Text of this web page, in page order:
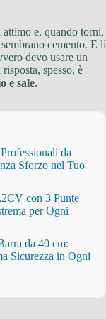
e, quando torni,
cemento. E lì
devo usare un
spesso, è
e sale.
da
Sforzo nel Tuo
con 3 Punte
per Ogni
da 40 cm:
Sicurezza in Ogni